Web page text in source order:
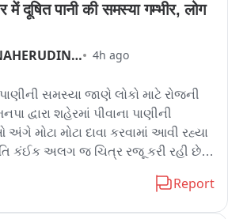
તો જન આક્રોશ આંદોલનની ચેતવણી
અને ન્યાય આપવાની માંગ ઉઠી
રાખવાની પોસ્ટમાં અપીલ
અંગત રસ લઈ અસરગ્રસ્તોને ન્યાય
दूषित पानी की समस्या गम्भीर, लोग
SAPPA SAHIL NAHERUDINBHAI 4h ago
સમસ્યા જાણે લોકો માટે રોજની
દ્વારા શહેરમાં પીવાના પાણીની
મોટા મોટા દાવા કરવામાં આવી રહ્યા
કંઈક અલગ જ ચિત્ર રજૂ કરી રહી છે.
આવી રહ્યાહેવાની ફરિયાદો સતત સામે
Report